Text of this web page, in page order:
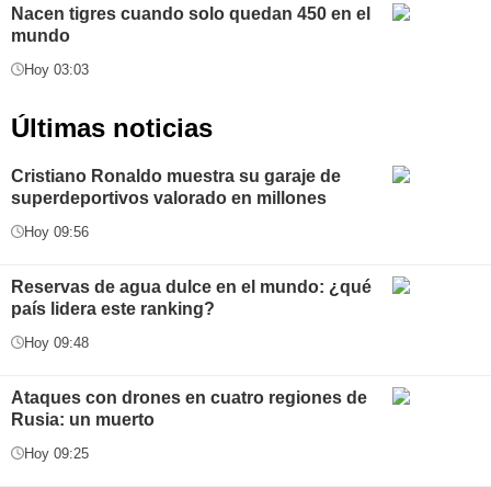
Nacen tigres cuando solo quedan 450 en el
mundo
Hoy 03:03
Últimas noticias
Cristiano Ronaldo muestra su garaje de
superdeportivos valorado en millones
Hoy 09:56
Reservas de agua dulce en el mundo: ¿qué
país lidera este ranking?
Hoy 09:48
Ataques con drones en cuatro regiones de
Rusia: un muerto
Hoy 09:25